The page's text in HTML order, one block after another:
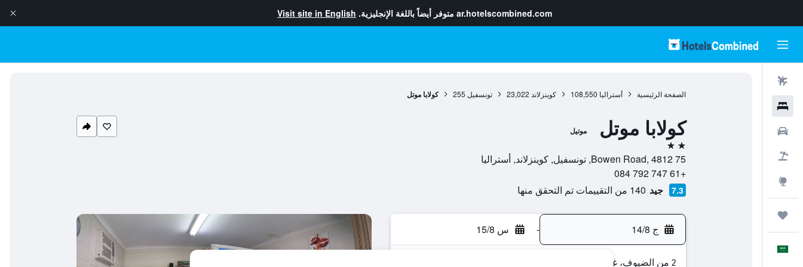
ar.hotelscombined.com متوفر أيضاً باللغة الإنجليزية. Visit site in English
الصفحة الرئيسية أستراليا 108,550 كوينزلاند 23,022 تونسفيل 255 كولابا موتل
كولابا موتل موتيل
2 نجمتين
75 Bowen Road, 4812, تونسفيل, كوينزلاند, أستراليا
+61 747 792 084
7.3 جيد 140 من التقييمات تم التحقق منها
ج 14/8 - س 15/8
2 من الضيوف، غرفة واحدة